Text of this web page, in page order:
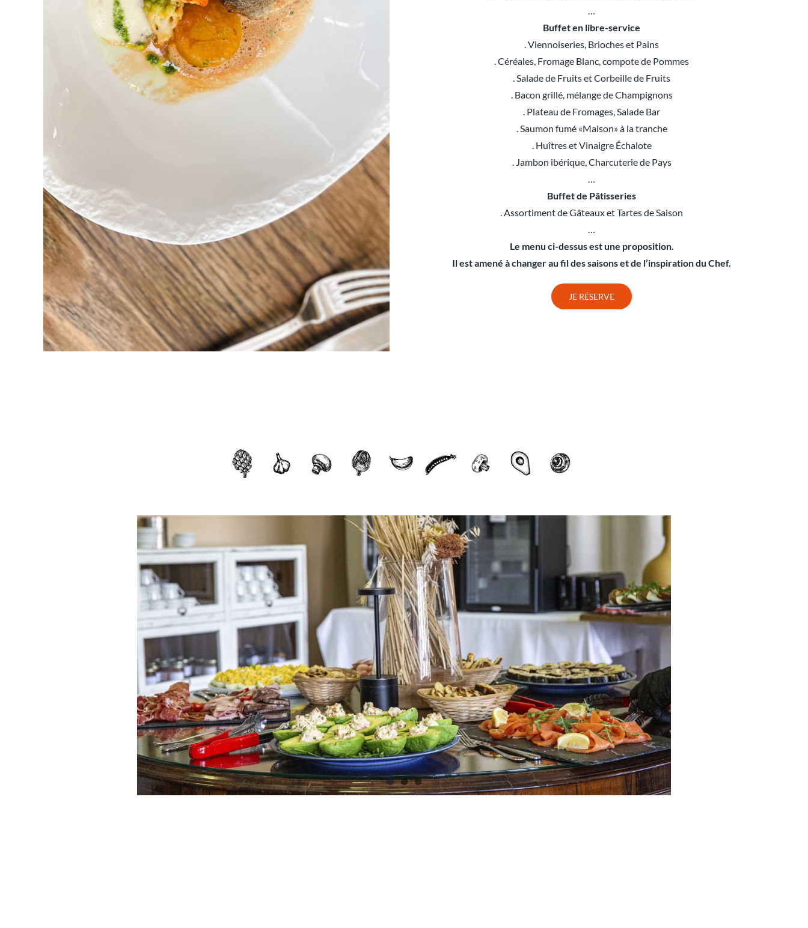
…
Buffet en libre-service
. Viennoiseries, Brioches et Pains
. Céréales, Fromage Blanc, compote de Pommes
. Salade de Fruits et Corbeille de Fruits
. Bacon grillé, mélange de Champignons
. Plateau de Fromages, Salade Bar
. Saumon fumé «Maison» à la tranche
. Huîtres et Vinaigre Échalote
. Jambon ibérique, Charcuterie de Pays
…
Buffet de Pâtisseries
. Assortiment de Gâteaux et Tartes de Saison
…
Le menu ci-dessus est une proposition.
Il est amené à changer au fil des saisons et de l’inspiration du Chef.
JE RÉSERVE